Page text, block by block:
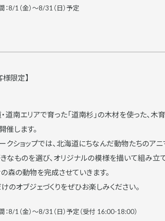
：8/1（金）～8/31（日）予定
限定】
催します。
クショップでは、北海道にちなんだ動物たちのアニ
なものを選び、オリジナルの模様を描いて組み立
森の動物を完成させていきます。
のオブジェづくりをぜひお楽しみください。
：8/1（金）～8/31（日）予定（受付 16:00-18:00）